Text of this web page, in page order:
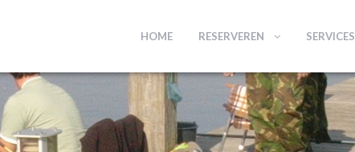
HOME RESERVEREN SERVICES